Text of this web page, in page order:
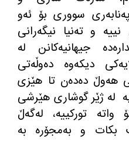
نابهری سووری بۆ ئهو
و تهنیا نیگهرانی
ده جیهانیهكانن له
كی دیكهوه دهوڵهتی
ههوڵ ‌دهدهن تا هێزی
له ‌ژێر گوشاری هێرشی
واته توركییه، لهگهڵ
بكات و بهمجۆره
به